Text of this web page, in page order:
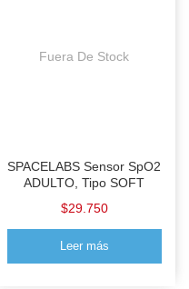
Fuera De Stock
SPACELABS Sensor SpO2
ADULTO, Tipo SOFT
$29.750
Leer más